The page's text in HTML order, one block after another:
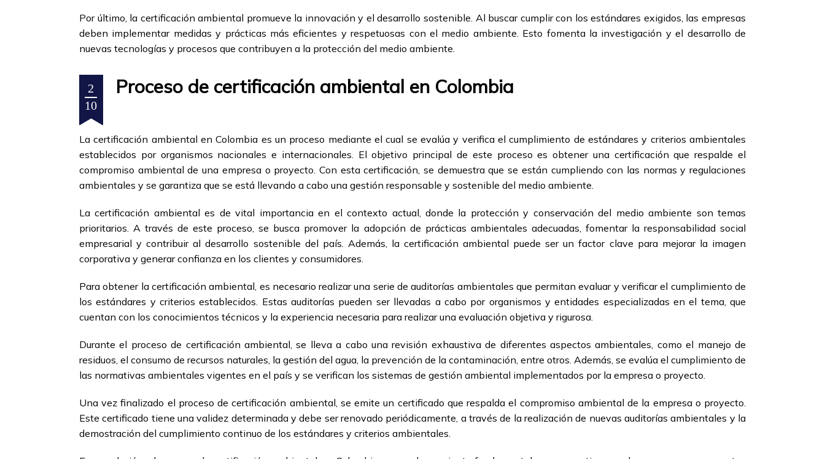
Por último, la certificación ambiental promueve la innovación y el desarrollo sostenible. Al buscar cumplir con los estándares exigidos, las empresas
deben implementar medidas y prácticas más eficientes y respetuosas con el medio ambiente. Esto fomenta la investigación y el desarrollo de
nuevas tecnologías y procesos que contribuyen a la protección del medio ambiente.
2
10
Proceso de certificación ambiental en Colombia
La certificación ambiental en Colombia es un proceso mediante el cual se evalúa y verifica el cumplimiento de estándares y criterios ambientales
establecidos por organismos nacionales e internacionales. El objetivo principal de este proceso es obtener una certificación que respalde el
compromiso ambiental de una empresa o proyecto. Con esta certificación, se demuestra que se están cumpliendo con las normas y regulaciones
ambientales y se garantiza que se está llevando a cabo una gestión responsable y sostenible del medio ambiente.
La certificación ambiental es de vital importancia en el contexto actual, donde la protección y conservación del medio ambiente son temas
prioritarios. A través de este proceso, se busca promover la adopción de prácticas ambientales adecuadas, fomentar la responsabilidad social
empresarial y contribuir al desarrollo sostenible del país. Además, la certificación ambiental puede ser un factor clave para mejorar la imagen
corporativa y generar confianza en los clientes y consumidores.
Para obtener la certificación ambiental, es necesario realizar una serie de auditorías ambientales que permitan evaluar y verificar el cumplimiento de
los estándares y criterios establecidos. Estas auditorías pueden ser llevadas a cabo por organismos y entidades especializadas en el tema, que
cuentan con los conocimientos técnicos y la experiencia necesaria para realizar una evaluación objetiva y rigurosa.
Durante el proceso de certificación ambiental, se lleva a cabo una revisión exhaustiva de diferentes aspectos ambientales, como el manejo de
residuos, el consumo de recursos naturales, la gestión del agua, la prevención de la contaminación, entre otros. Además, se evalúa el cumplimiento de
las normativas ambientales vigentes en el país y se verifican los sistemas de gestión ambiental implementados por la empresa o proyecto.
Una vez finalizado el proceso de certificación ambiental, se emite un certificado que respalda el compromiso ambiental de la empresa o proyecto.
Este certificado tiene una validez determinada y debe ser renovado periódicamente, a través de la realización de nuevas auditorías ambientales y la
demostración del cumplimiento continuo de los estándares y criterios ambientales.